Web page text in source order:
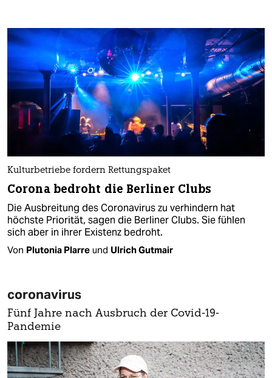
Kulturbetriebe fordern Rettungspaket
Corona bedroht die Berliner Clubs
Die Ausbreitung des Coronavirus zu verhindern hat
höchste Priorität, sagen die Berliner Clubs. Sie fühlen
sich aber in ihrer Existenz bedroht.
Von Plutonia Plarre und Ulrich Gutmair
coronavirus
Fünf Jahre nach Ausbruch der Covid-19-
Pandemie